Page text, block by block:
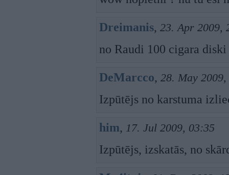
Dreimanis, 23. Apr 2009,
no Raudi 100 cigara diski
DeMarcco, 28. May
Izpūtējs no karstuma
him, 17. Jul 2009, 03:35
Izpūtējs, izskatās, no